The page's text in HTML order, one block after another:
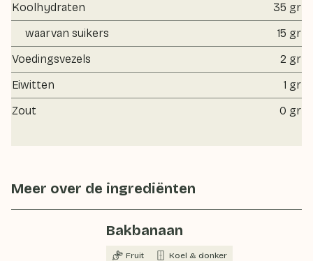
Koolhydraten
35 gr
waarvan suikers
15 gr
Voedingsvezels
2 gr
Eiwitten
1 gr
Zout
0 gr
Meer over de ingrediënten
Bakbanaan
Fruit Koel & donker